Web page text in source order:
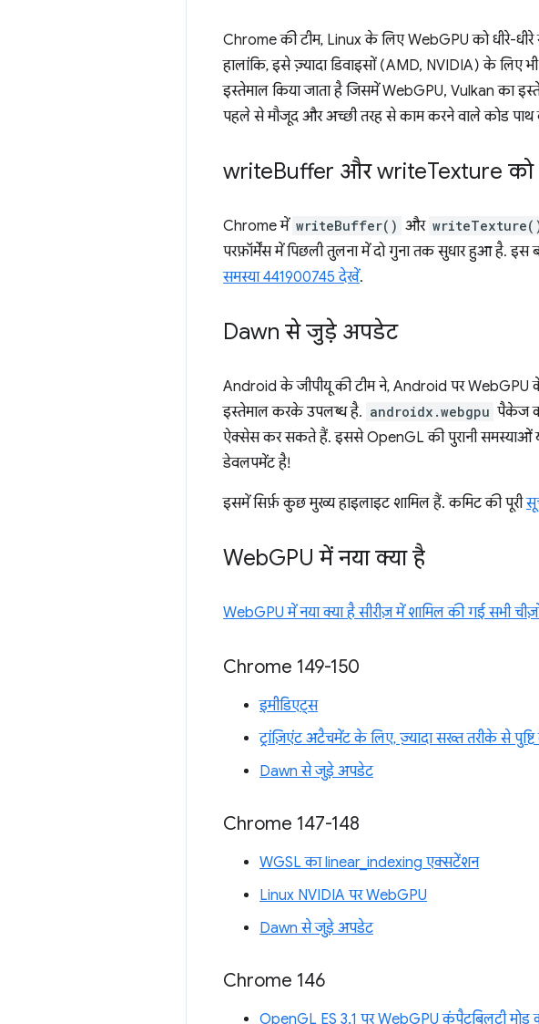
Chrome की टीम, Linux के लिए WebGPU को धीरे-
हालांकि, इसे ज़्यादा डिवाइसों (AMD, NVIDIA) के लिए
इस्तेमाल किया जाता है जिसमें WebGPU, Vulkan का
पहले से मौजूद और अच्छी तरह से काम करने वाले कोड पाथ
writeBuffer और writeTexture
Chrome में writeBuffer() और
परफ़ॉर्मेंस में पिछली तुलना में दो गुना तक सुधार हुआ है. इस
समस्या 441900745 देखें.
Dawn से जुड़े अपडेट
Android के जीपीयू की टीम ने, Android पर WebGPU
इस्तेमाल करके उपलब्ध है. androidx.webgpu पैकेज
ऐक्सेस कर सकते हैं. इससे OpenGL की पुरानी समस्याओं
डेवलपमेंट है!
इसमें सिर्फ़ कुछ मुख्य हाइलाइट शामिल हैं. कमिट की पूरी
WebGPU में नया क्या है
WebGPU में नया क्या है सीरीज़ में शामिल की गई सभी
Chrome 149-150
इमीडिएट्स
ट्रांज़िएंट अटैचमेंट के लिए, ज़्यादा सख्त तरीके से पुष्टि
Dawn से जुड़े अपडेट
Chrome 147-148
WGSL का linear_indexing एक्सटेंशन
Linux NVIDIA पर WebGPU
Dawn से जुड़े अपडेट
Chrome 146
OpenGL ES 3.1 पर WebGPU कंपैटबिलटी मोड